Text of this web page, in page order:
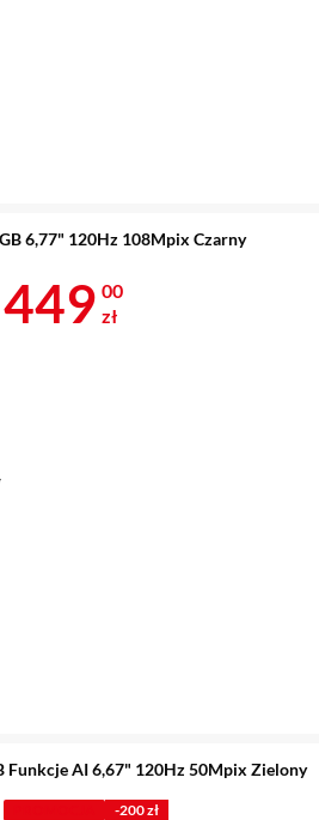
6,77" 120Hz 108Mpix Czarny
Cena 449 zł
449 00
zł
Funkcje AI 6,67" 120Hz 50Mpix Zielony
-200 zł